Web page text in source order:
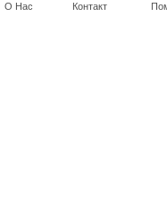
О Нас Контакт